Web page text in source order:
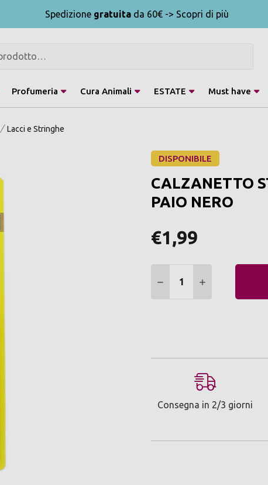
Spedizione gratuita da 60€ -> Scopri di più
Profumeria Cura Animali ESTATE Must have
Lacci e Stringhe
DISPONIBILE
CALZANETTO
PAIO NERO
€1,99
DIMINUIRE QUANTITÀ:
AUMENTARE
Consegna in 2/3 giorni